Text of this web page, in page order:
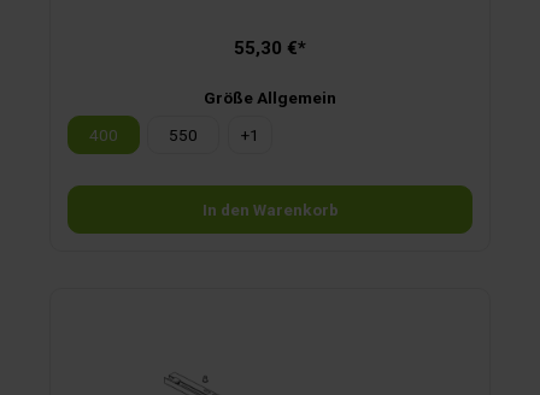
55,30 €*
Größe Allgemein
400
550 +1
In den Warenkorb